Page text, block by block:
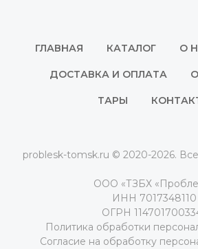
ГЛАВНАЯ КАТАЛОГ О
ДОСТАВКА И ОПЛАТА
ТАРЫ
problesk-tomsk.ru © 2020-2026.
ООО «ТЗБХ
ИНН 7017348110
ОГРН
Политика обработки
Согласие на обработку